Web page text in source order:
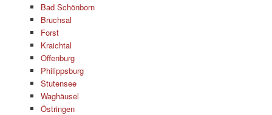
Bad Schönborn
Bruchsal
Forst
Kraichtal
Offenburg
Philippsburg
Stutensee
Waghäusel
Östringen